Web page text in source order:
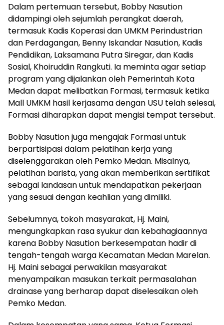
Dalam pertemuan tersebut, Bobby Nasution
didampingi oleh sejumlah perangkat daerah,
termasuk Kadis Koperasi dan UMKM Perindustrian
dan Perdagangan, Benny Iskandar Nasution, Kadis
Pendidikan, Laksamana Putra Siregar, dan Kadis
Sosial, Khoiruddin Rangkuti. Ia meminta agar setiap
program yang dijalankan oleh Pemerintah Kota
Medan dapat melibatkan Formasi, termasuk ketika
Mall UMKM hasil kerjasama dengan USU telah selesai,
Formasi diharapkan dapat mengisi tempat tersebut.
Bobby Nasution juga mengajak Formasi untuk
berpartisipasi dalam pelatihan kerja yang
diselenggarakan oleh Pemko Medan. Misalnya,
pelatihan barista, yang akan memberikan sertifikat
sebagai landasan untuk mendapatkan pekerjaan
yang sesuai dengan keahlian yang dimiliki.
Sebelumnya, tokoh masyarakat, Hj. Maini,
mengungkapkan rasa syukur dan kebahagiaannya
karena Bobby Nasution berkesempatan hadir di
tengah-tengah warga Kecamatan Medan Marelan.
Hj. Maini sebagai perwakilan masyarakat
menyampaikan masukan terkait permasalahan
drainase yang berharap dapat diselesaikan oleh
Pemko Medan.